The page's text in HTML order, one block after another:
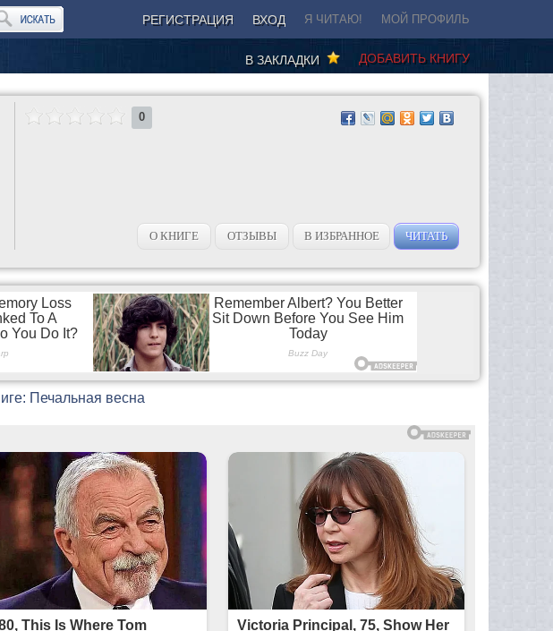
РЕГИСТРАЦИЯ ВХОД Я ЧИТАЮ! МОЙ ПРОФИЛЬ
ДОБАВИТЬ КНИГУ
В ЗАКЛАДКИ
0
О КНИГЕ ОТЗЫВЫ В ИЗБРАННОЕ ЧИТАТЬ
Печальная весна